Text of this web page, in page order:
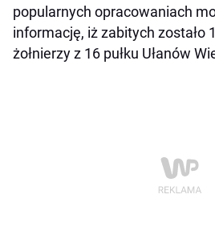
popularnych opracowaniach
informację, iż zabitych zostało
żołnierzy z 16 pułku Ułanów